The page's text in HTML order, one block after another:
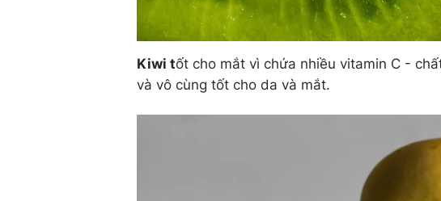
Kiwi tốt cho mắt vì chứa nhiều vitamin C -
và vô cùng tốt cho da và mắt.